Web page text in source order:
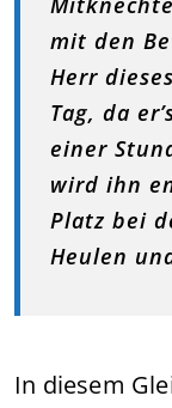
mit den
Herr
Tag, da
einer
wird ihn
Platz bei
Heulen
In diesem